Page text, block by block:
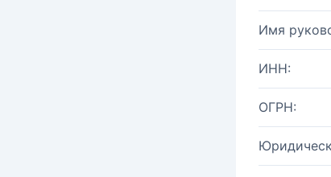
Имя
ИНН:
ОГРН: